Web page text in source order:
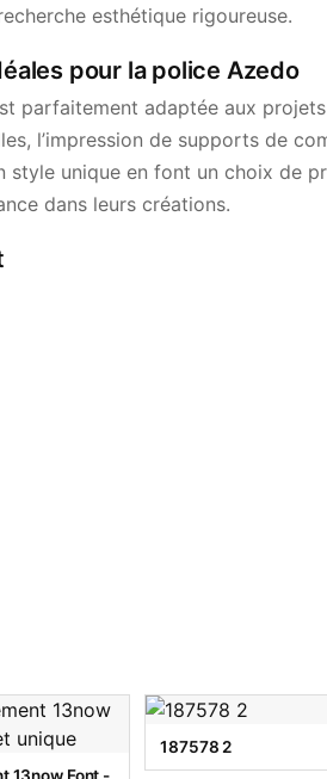
esthétique rigoureuse.
pour la police Azedo
parfaitement adaptée aux
l’impression de supports de
style unique en font un choix de
dans leurs créations.
187578 2